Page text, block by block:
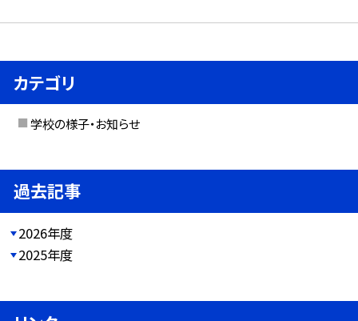
カテゴリ
学校の様子・お知らせ
過去記事
2026年度
2025年度